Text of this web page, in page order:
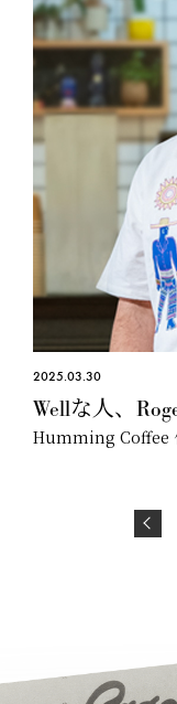
2025.03.30
Wellな人、
Humming Coffee